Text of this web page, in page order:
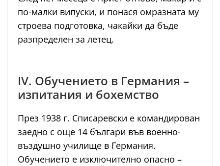
по-малки випуски, и понася омразната му
строева подготовка, чакайки да бъде
разпределен за летец.
IV. Обучението в Германия –
изпитания и бохемство
През 1938 г. Списаревски е командирован
заедно с още 14 българи във военно-
въздушно училище в Германия.
Обучението е изключително опасно –